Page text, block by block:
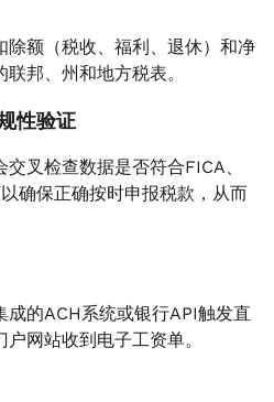
除额（税收、福利、退休）和净
邦、州和地方税表。
性验证
叉检查数据是否符合FICA、
确保正确按时申报税款，从而
成的ACH系统或银行API触发直
网站收到电子工资单。